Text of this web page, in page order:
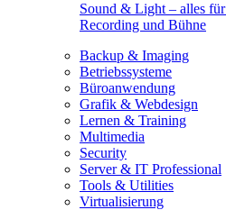
Sound & Light – alles
Recording und Bühne
Backup & Imaging
Betriebssysteme
Büroanwendung
Grafik & Webdesign
Lernen & Training
Multimedia
Security
Server & IT Professional
Tools & Utilities
Virtualisierung